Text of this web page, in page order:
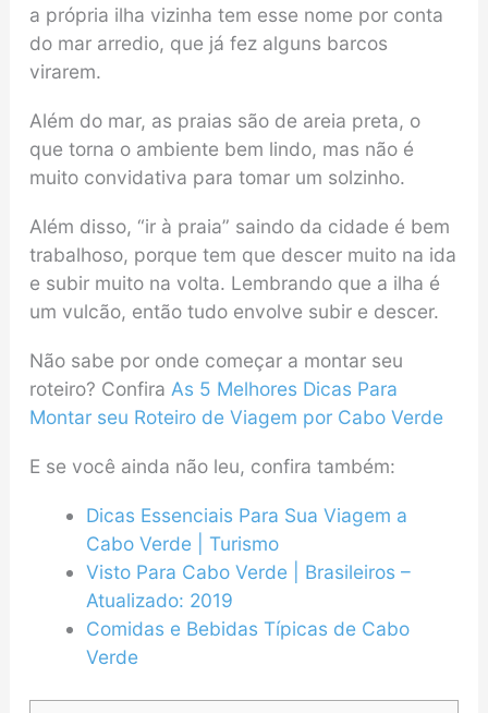
a própria ilha vizinha tem esse nome por conta
do mar arredio, que já fez alguns barcos
virarem.
Além do mar, as praias são de areia preta, o
que torna o ambiente bem lindo, mas não é
muito convidativa para tomar um solzinho.
Além disso, “ir à praia” saindo da cidade é bem
trabalhoso, porque tem que descer muito na ida
e subir muito na volta. Lembrando que a ilha é
um vulcão, então tudo envolve subir e descer.
Não sabe por onde começar a montar seu
roteiro? Confira As 5 Melhores Dicas Para
Montar seu Roteiro de Viagem por Cabo Verde
E se você ainda não leu, confira também:
Dicas Essenciais Para Sua Viagem a
Cabo Verde | Turismo
Visto Para Cabo Verde | Brasileiros –
Atualizado: 2019
Comidas e Bebidas Típicas de Cabo
Verde